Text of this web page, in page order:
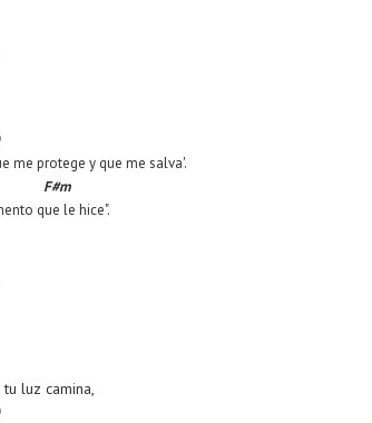
me protege y que me salva'.
F#m
que le hice".
luz camina,